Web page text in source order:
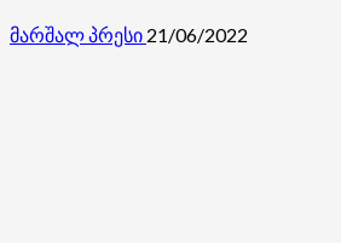
მარშალ პრესი 21/06/2022